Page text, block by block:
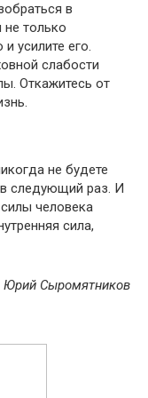
в
не только
усилите его.
слабости
Откажитесь от
не будете
следующий раз. И
человека
сила,
Юрий Сыромятников